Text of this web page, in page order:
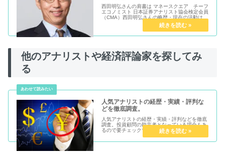
西田明弘さんの肩書は マネースクエア チーフ
エコノミスト 日本証券アナリスト協会検定会員
（CMA）西田明弘さんの略歴・現在の活動は
1984年、日興リサーチセンターに入社。米ブ
ルッキングス研究所客員研究員などを経て、
他のアナリストや経済評論家を探してみ
る
人気アナリストの経歴・実績・評判な
どを徹底調査。
人気アナリストの経歴・実績・評判などを徹底
調査。投資顧問の助言者となっている場合もあ
るので要チェックです！